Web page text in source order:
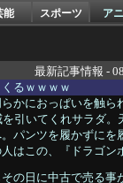
能 スポーツ ア
最新記事情報 -
るｗｗｗｗ
かにおっぱいを触ら
引いてくれサラダ。
パンツを履かずにを
はこの、『ドラゴ
の日に中古で売る